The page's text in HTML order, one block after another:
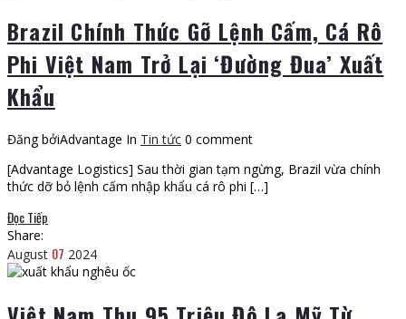
Brazil Chính Thức Gỡ Lệnh Cấm, Cá Rô
Phi Việt Nam Trở Lại ‘Đường Đua’ Xuất
Khẩu
Đăng bởiAdvantage In Tin tức 0 comment
[Advantage Logistics] Sau thời gian tạm ngừng, Brazil vừa chính
thức dỡ bỏ lệnh cấm nhập khẩu cá rô phi […]
Đọc Tiếp
Share:
August 07 2024